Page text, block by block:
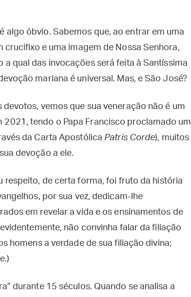
algo óbvio. Sabemos que, ao entrar em uma
crucifixo e uma imagem de Nossa Senhora,
a qual das invocações será feita à Santíssima
mariana é universal. Mas, e São José?
vemos que sua veneração não é um
2021, tendo o Papa Francisco proclamado um
da Carta ApostólicaPatris Corde), muitos
devoção a ele.
respeito, de certa forma, foi fruto da história
por sua vez, dedicam-lhe
em revelar a vida e os ensinamentos de
não convinha falar da filiação
homens a verdade de sua filiação divina;
durante 15 séculos. Quando se analisa a